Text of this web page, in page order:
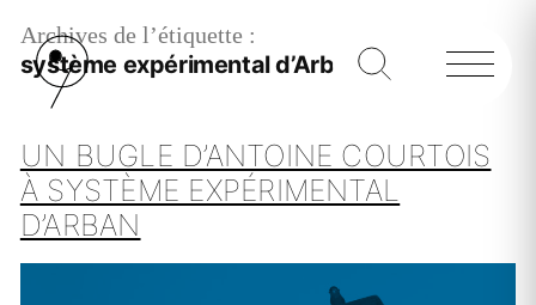
Archives de l’étiquette :
système expérimental d’Arban
UN BUGLE D’ANTOINE COURTOIS
À SYSTÈME EXPÉRIMENTAL
D’ARBAN